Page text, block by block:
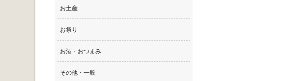
お土産
お祭り
お酒・おつまみ
その他・一般